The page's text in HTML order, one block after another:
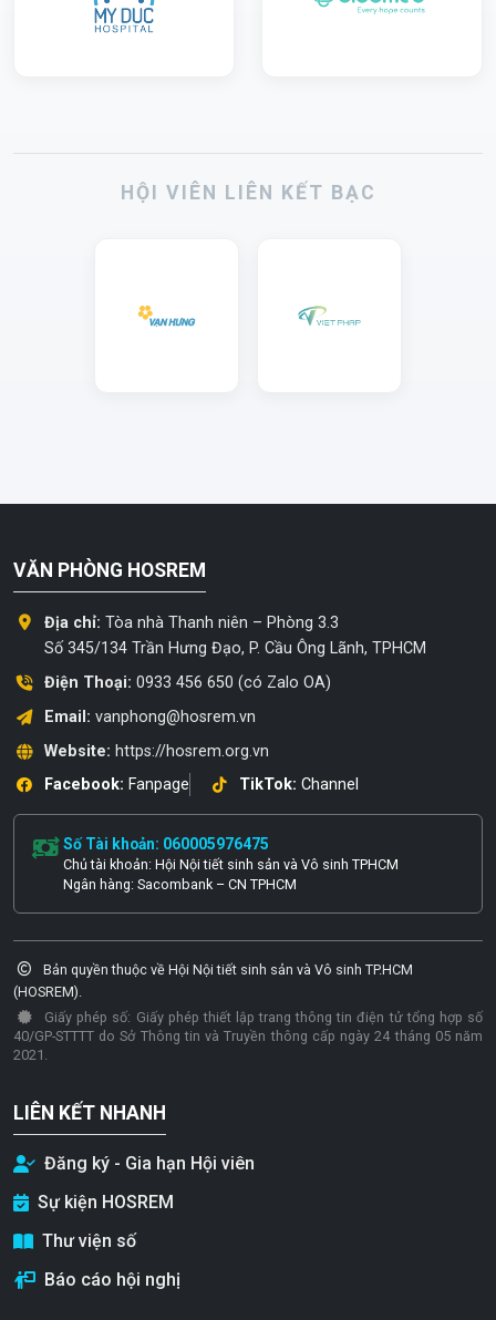
HỘI VIÊN LIÊN KẾT BẠC
VĂN PHÒNG HOSREM
Địa chỉ: Tòa nhà Thanh niên – Phòng 3.3
Số 345/134 Trần Hưng Đạo, P. Cầu Ông Lãnh, TPHCM
Điện Thoại: 0933 456 650 (có Zalo OA)
Email: vanphong@hosrem.vn
Website: https://hosrem.org.vn
Facebook: Fanpage TikTok: Channel
Số Tài khoản: 060005976475
Chủ tài khoản: Hội Nội tiết sinh sản và Vô sinh TPHCM
Ngân hàng: Sacombank – CN TPHCM
Bản quyền thuộc về Hội Nội tiết sinh sản và Vô sinh TP.HCM
(HOSREM).
Giấy phép số: Giấy phép thiết lập trang thông tin điện tử tổng hợp số
40/GP-STTTT do Sở Thông tin và Truyền thông cấp ngày 24 tháng 05 năm
2021.
LIÊN KẾT NHANH
Đăng ký - Gia hạn Hội viên
Sự kiện HOSREM
Thư viện số
Báo cáo hội nghị